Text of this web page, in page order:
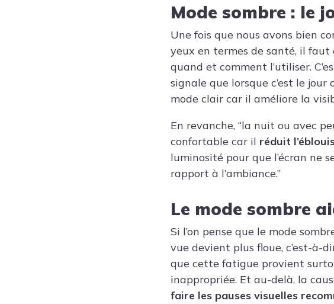
Mode sombre : le
Une fois que nous avons bien
yeux en termes de santé, il faut
quand et comment l’utiliser.
signale que lorsque c’est le
mode clair car il améliore la
En revanche, “la nuit ou avec
confortable car il réduit
luminosité pour que l’écran ne
rapport à l’ambiance.”
Le mode sombre
Si l’on pense que le mode
vue devient plus floue, c’est-à-
que cette fatigue provient
inappropriée. Et au-delà, la
faire les pauses visuelles